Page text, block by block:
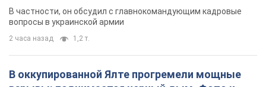
новых мерах
В частности, он обсудил с главнокомандующим кадровые
вопросы в украинской армии
2 часа назад 1,2 т.
В оккупированной Ялте прогремели мощные